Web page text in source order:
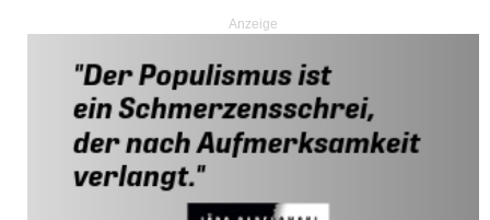
Anzeige